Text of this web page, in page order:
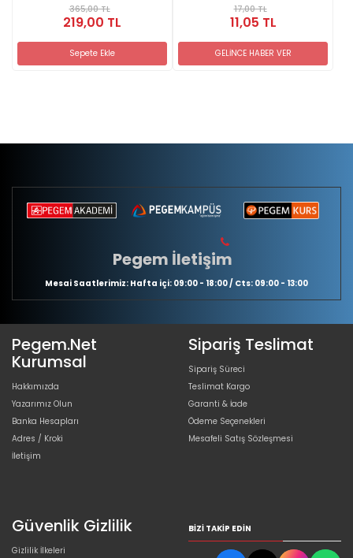
365,00 TL
219,00 TL
Sepete Ekle
17,00 TL
11,05 TL
GELİNCE HABER VER
Pegem İletişim
Mesai Saatlerimiz: Hafta içi: 09:00 - 18:00 / Cts: 09:00 - 13:00
Pegem.Net
Kurumsal
Hakkımızda
Yazarımız Olun
Banka Hesapları
Adres / Kroki
İletişim
Sipariş Teslimat
Sipariş Süreci
Teslimat Kargo
Garanti & İade
Ödeme Seçenekleri
Mesafeli Satış Sözleşmesi
Güvenlik Gizlilik
Gizlilik İlkeleri
BIZI TAKIP EDIN